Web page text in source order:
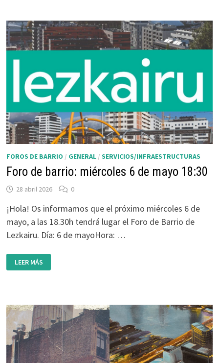
Y
FORO
DE
BARRIO
(6
PROGRAMA
COMPLETO.
FOROS DE BARRIO / GENERAL/ SERVICIOS/INFRAESTRUCTURAS
Foro de barrio: miércoles 6 de mayo 18:30
28 abril 2026 0
¡Hola! Os informamos que el próximo miércoles 6 de
mayo, a las 18.30h tendrá lugar el Foro de Barrio de
Lezkairu. Día: 6 de mayoHora: …
DE
BARRIO:
18:30
LEER MÁS